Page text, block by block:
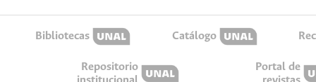
Bibliotecas Catálogo
Repositorio
Portal de